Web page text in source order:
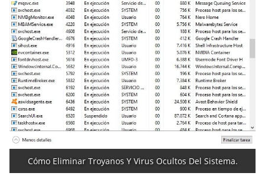
Cómo Eliminar Troyanos Y Virus Ocultos Del Sistema.